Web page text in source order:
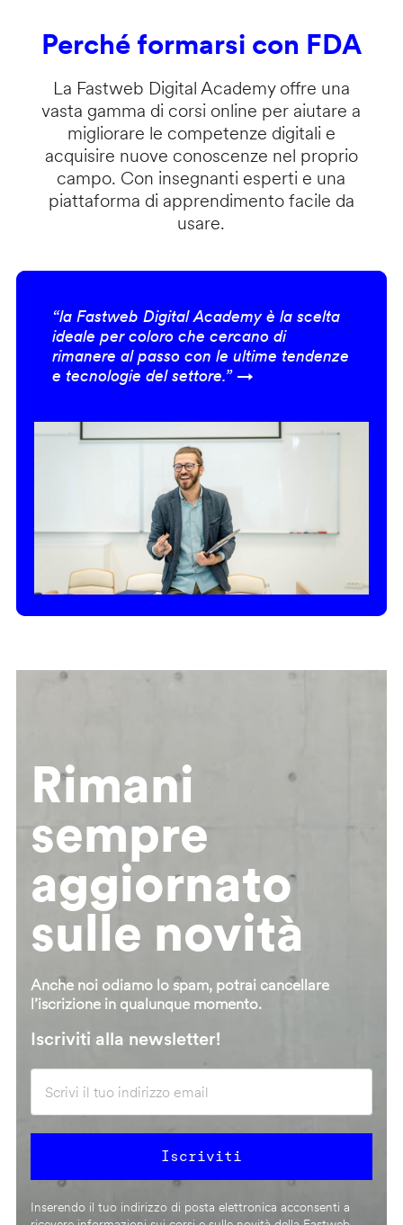
Perché formarsi con FDA
La Fastweb Digital Academy offre una
vasta gamma di corsi online per aiutare a
migliorare le competenze digitali e
acquisire nuove conoscenze nel proprio
campo. Con insegnanti esperti e una
piattaforma di apprendimento facile da
usare.
“la Fastweb Digital Academy è la scelta
ideale per coloro che cercano di
rimanere al passo con le ultime tendenze
e tecnologie del settore.” →
Rimani
sempre
aggiornato
sulle novità
Anche noi odiamo lo spam, potrai cancellare
l’iscrizione in qualunque momento.
Iscriviti alla newsletter!
Inserendo il tuo indirizzo di posta elettronica acconsenti a